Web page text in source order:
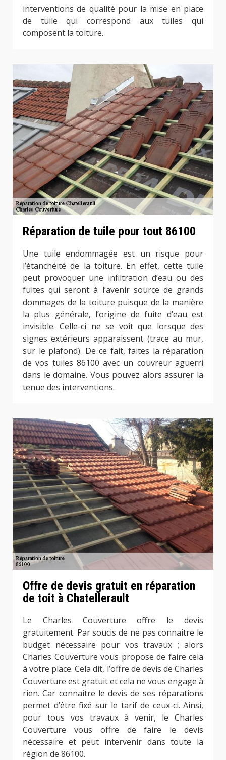
interventions de qualité pour la mise en place
de tuile qui correspond aux tuiles qui
composent la toiture.
Réparation de tuile pour tout 86100
Une tuile endommagée est un risque pour
l’étanchéité de la toiture. En effet, cette tuile
peut provoquer une infiltration d’eau ou des
fuites qui seront à l’avenir source de grands
dommages de la toiture puisque de la manière
la plus générale, l’origine de fuite d’eau est
invisible. Celle-ci ne se voit que lorsque des
signes extérieurs apparaissent (trace au mur,
sur le plafond). De ce fait, faites la réparation
de vos tuiles 86100 avec un couvreur aguerri
dans le domaine. Vous pouvez alors assurer la
tenue des interventions.
Offre de devis gratuit en réparation
de toit à Chatellerault
Le Charles Couverture offre le devis
gratuitement. Par soucis de ne pas connaitre le
budget nécessaire pour vos travaux ; alors
Charles Couverture vous propose de faire cela
à votre place. Cela dit, l’offre de devis de Charles
Couverture est gratuit et cela ne vous engage à
rien. Car connaitre le devis de ses réparations
permet d’être fixé sur le tarif de ceux-ci. Ainsi,
pour tous vos travaux à venir, le Charles
Couverture vous offre de faire le devis
nécessaire et peut intervenir dans toute la
région de 86100.